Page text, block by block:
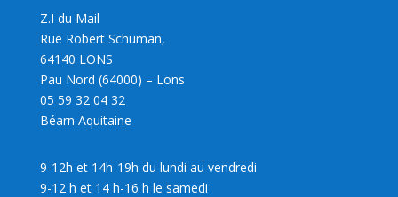
Z.I du Mail
Rue Robert Schuman,
64140 LONS
Pau Nord (64000) – Lons
05 59 32 04 32
Béarn Aquitaine
9-12h et 14h-19h du lundi au vendredi
9-12 h et 14 h-16 h le samedi